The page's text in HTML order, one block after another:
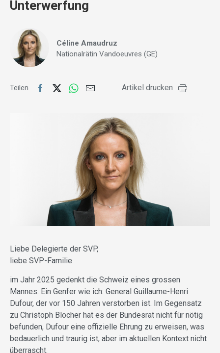
Unterwerfung
Céline Amaudruz
Nationalrätin Vandoeuvres (GE)
Teilen Artikel drucken
Liebe Delegierte der SVP,
liebe SVP-Familie
im Jahr 2025 gedenkt die Schweiz eines grossen
Mannes. Ein Genfer wie ich: General Guillaume-Henri
Dufour, der vor 150 Jahren verstorben ist. Im Gegensatz
zu Christoph Blocher hat es der Bundesrat nicht für nötig
befunden, Dufour eine offizielle Ehrung zu erweisen, was
bedauerlich und traurig ist, aber im aktuellen Kontext nicht
überrascht.